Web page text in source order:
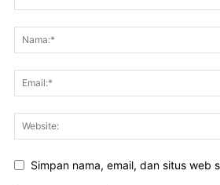
Simpan nama, email, dan situs web